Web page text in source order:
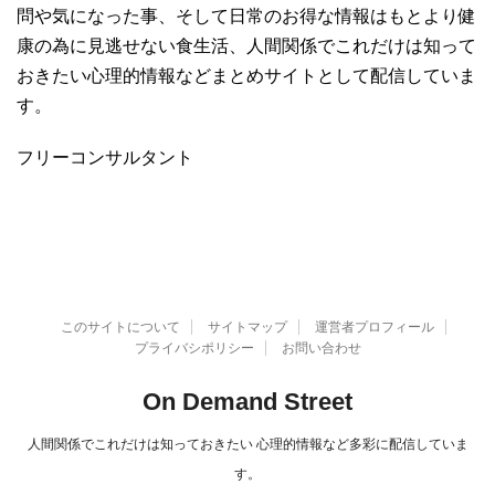
問や気になった事、そして日常のお得な情報はもとより健
康の為に見逃せない食生活、人間関係でこれだけは知って
おきたい心理的情報などまとめサイトとして配信していま
す。
フリーコンサルタント
このサイトについて サイトマップ
運営者プロフィール
プライバシポリシー
お問い合わせ
On Demand Street
人間関係でこれだけは知っておきたい 心理的情報など多彩に配信していま
す。